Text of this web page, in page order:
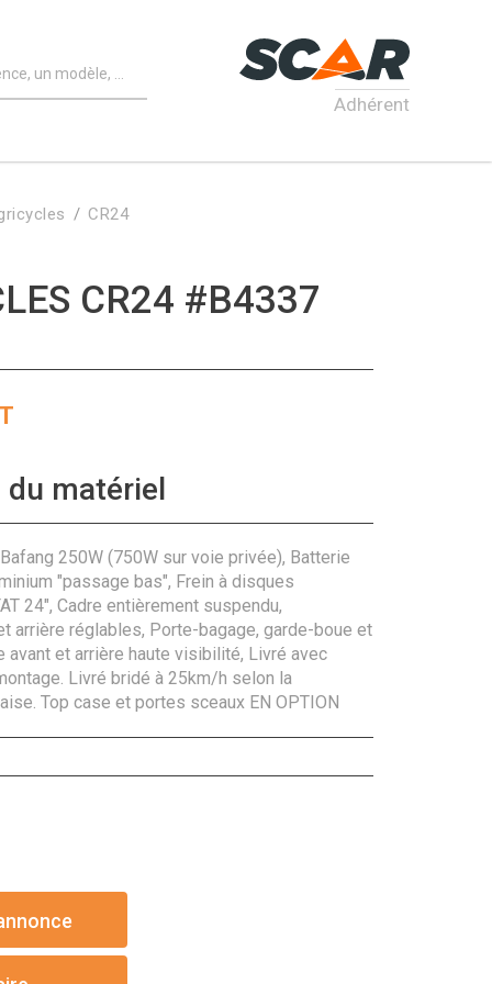
Adhérent
CR24
CR24 #B4337
matériel
250W (750W sur voie privée), Batterie
"passage bas", Frein à disques
24", Cadre entièrement suspendu,
arrière réglables, Porte-bagage, garde-boue et
avant et arrière haute visibilité, Livré avec
Livré bridé à 25km/h selon la
Top case et portes sceaux EN OPTION